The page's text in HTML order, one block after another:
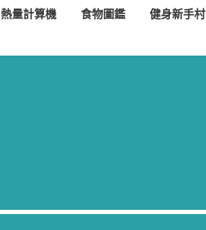
熱量計算機 食物圖鑑 健身新手村